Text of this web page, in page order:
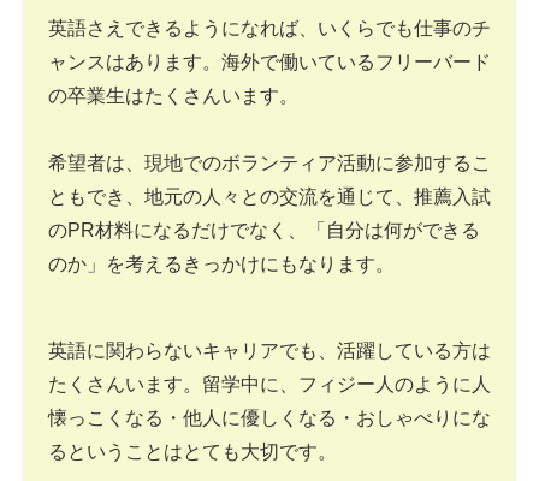
英語さえできるようになれば、いくらでも仕事のチ
ャンスはあります。海外で働いているフリーバード
の卒業生はたくさんいます。
希望者は、現地でのボランティア活動に参加するこ
ともでき、地元の人々との交流を通じて、推薦入試
のPR材料になるだけでなく、「自分は何ができる
のか」を考えるきっかけにもなります。
英語に関わらないキャリアでも、活躍している方は
たくさんいます。留学中に、フィジー人のように人
懐っこくなる・他人に優しくなる・おしゃべりにな
るということはとても大切です。